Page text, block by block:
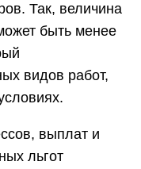
Так, величина
быть менее
видов работ,
выплат и
льгот